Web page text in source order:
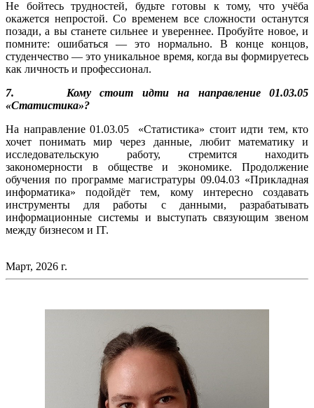
Не бойтесь трудностей, будьте готовы к тому, что учёба
окажется непростой. Со временем все сложности останутся
позади, а вы станете сильнее и увереннее. Пробуйте новое, и
помните: ошибаться — это нормально. В конце концов,
студенчество — это уникальное время, когда вы формируетесь
как личность и профессионал.
7. Кому стоит идти на направление 01.03.05
«Статистика»?
На направление 01.03.05 «Статистика» стоит идти тем, кто
хочет понимать мир через данные, любит математику и
исследовательскую работу, стремится находить
закономерности в обществе и экономике. Продолжение
обучения по программе магистратуры 09.04.03 «Прикладная
информатика» подойдёт тем, кому интересно создавать
инструменты для работы с данными, разрабатывать
информационные системы и выступать связующим звеном
между бизнесом и IT.
Март, 2026 г.